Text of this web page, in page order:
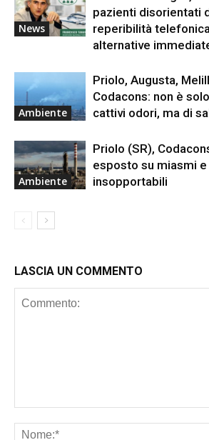
News
pazienti disorientati
reperibilità
alternative
Ambiente
Priolo, Augusta,
Codacons: non è
cattivi odori, ma di
Ambiente
Priolo (SR),
esposto su miasmi
insopportabili
LASCIA UN COMMENTO